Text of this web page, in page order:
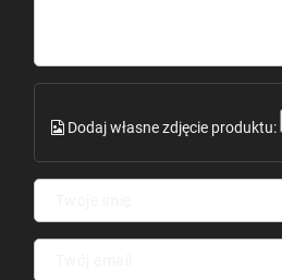
Dodaj własne zdjęcie produktu: